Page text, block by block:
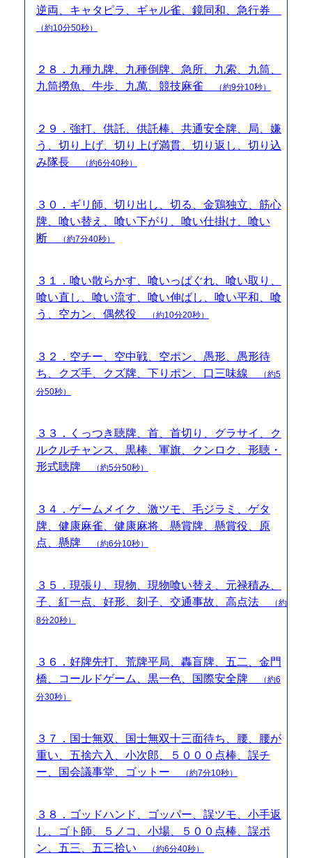
逆両、キャタピラ、ギャル雀、鏡同和、急行券
（約10分50秒）
２８．九種九牌、九種倒牌、急所、九索、九筒、
九筒撈魚、牛歩、九萬、競技麻雀
（約9分10秒）
２９．強打、供託、供託棒、共通安全牌、局、嫌
う、切り上げ、切り上げ満貫、切り返し、切り込
み隊長
（約6分40秒）
３０．ギリ師、切り出し、切る、金鶏独立、筋心
牌、喰い替え、喰い下がり、喰い仕掛け、喰い
断
（約7分40秒）
３１．喰い散らかす、喰いっぱぐれ、喰い取り、
喰い直し、喰い流す、喰い伸ばし、喰い平和、喰
う、空カン、偶然役
（約10分20秒）
３２．空チー、空中戦、空ポン、愚形、愚形待
ち、クズ手、クズ牌、下りポン、口三味線
（約5
分50秒）
３３．くっつき聴牌、首、首切り、グラサイ、ク
ルクルチャンス、黒棒、軍旗、クンロク、形聴・
形式聴牌
（約5分50秒）
３４．ゲームメイク、激ツモ、毛ジラミ、ゲタ
牌、健康麻雀、健康麻将、懸賞牌、懸賞役、原
点、懸牌
（約6分10秒）
３５．現張り、現物、現物喰い替え、元禄積み、
子、紅一点、好形、刻子、交通事故、高点法
（約
8分20秒）
３６．好牌先打、荒牌平局、轟盲牌、五二、金門
橋、コールドゲーム、黒一色、国際安全牌
（約6
分30秒）
３７．国士無双、国士無双十三面待ち、腰、腰が
重い、五捨六入、小次郎、５０００点棒、誤チ
ー、国会議事堂、ゴットー
（約7分10秒）
３８．ゴッドハンド、ゴッパー、誤ツモ、小手返
し、ゴト師、５ノコ、小場、５００点棒、誤ポ
ン、五三、五三拾い
（約6分40秒）